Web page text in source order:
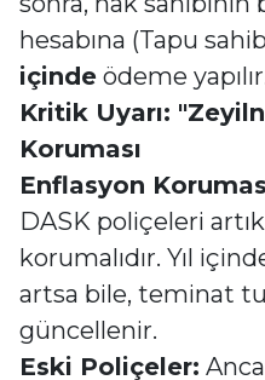
hesabına (Tapu
içinde ödeme
Kritik Uyarı:
Koruması
Enflasyon
DASK poliçeleri
korumalıdır. Yıl
artsa bile, teminat
güncellenir.
Eski Poliçeler: